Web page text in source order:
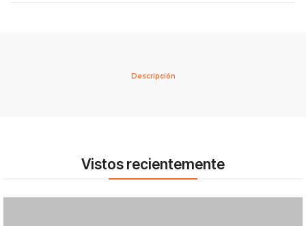
Descripción
Vistos recientemente